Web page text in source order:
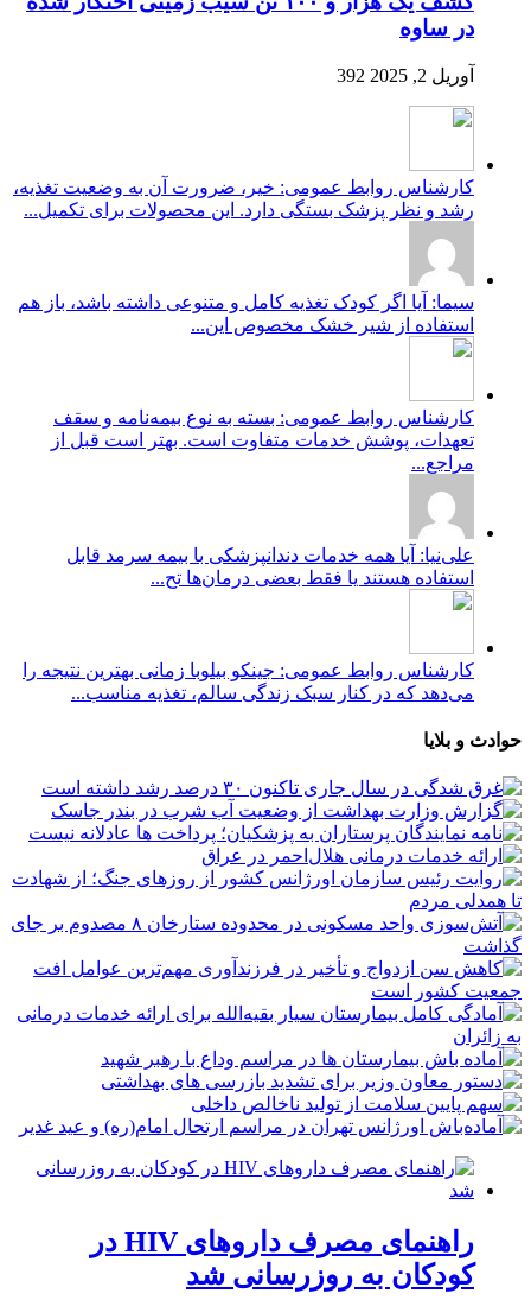
در ساوه
آوریل 2, 2025 392
کارشناس روابط عمومی: خیر، ضرورت آن به وضعیت تغذیه،
رشد و نظر پزشک بستگی دارد. این محصولات برای تکمیل...
سیما: آیا اگر کودک تغذیه کامل و متنوعی داشته باشد، باز هم
استفاده از شیر خشک مخصوص این...
کارشناس روابط عمومی: بسته به نوع بیمه‌نامه و سقف
تعهدات، پوشش خدمات متفاوت است. بهتر است قبل از
مراجع...
علی‌نیا: آیا همه خدمات دندانپزشکی با بیمه سرمد قابل
استفاده هستند یا فقط بعضی درمان‌ها تح...
کارشناس روابط عمومی: جینکو بیلوبا زمانی بهترین نتیجه را
می‌دهد که در کنار سبک زندگی سالم، تغذیه مناسب...
حوادث و بلایا
راهنمای مصرف داروهای HIV در
کودکان به روزرسانی شد